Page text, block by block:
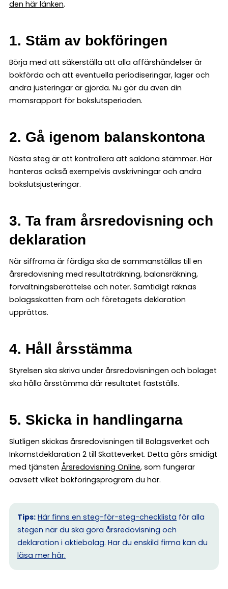
den här länken.
1. Stäm av bokföringen
Börja med att säkerställa att alla affärshändelser är
bokförda och att eventuella periodiseringar, lager och
andra justeringar är gjorda. Nu gör du även din
momsrapport för bokslutsperioden.
2. Gå igenom balanskontona
Nästa steg är att kontrollera att saldona stämmer. Här
hanteras också exempelvis avskrivningar och andra
bokslutsjusteringar.
3. Ta fram årsredovisning och
deklaration
När siffrorna är färdiga ska de sammanställas till en
årsredovisning med resultaträkning, balansräkning,
förvaltningsberättelse och noter. Samtidigt räknas
bolagsskatten fram och företagets deklaration
upprättas.
4. Håll årsstämma
Styrelsen ska skriva under årsredovisningen och bolaget
ska hålla årsstämma där resultatet fastställs.
5. Skicka in handlingarna
Slutligen skickas årsredovisningen till Bolagsverket och
Inkomstdeklaration 2 till Skatteverket. Detta görs smidigt
med tjänsten Årsredovisning Online, som fungerar
oavsett vilket bokföringsprogram du har.
Tips: Här finns en steg-för-steg-checklista för alla
stegen när du ska göra årsredovisning och
deklaration i aktiebolag. Har du enskild firma kan du
läsa mer här.